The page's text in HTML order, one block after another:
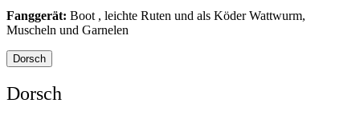
Fanggerät: Boot , leichte Ruten und als Köder Wattwurm,
Muscheln und Garnelen
Dorsch
Dorsch